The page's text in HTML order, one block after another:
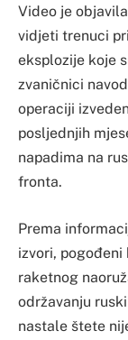
Video je
vidjeti trenuci
eksplozije koje
zvaničnici
operaciji
posljednjih
napadima na
fronta.
Prema
izvori,
raketnog
održavanju
nastale štete